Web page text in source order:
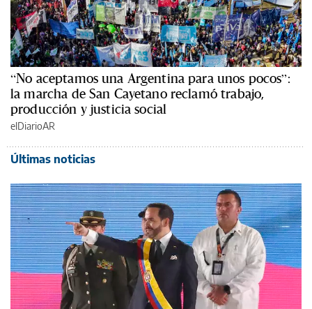
“No aceptamos una Argentina para unos pocos”:
la marcha de San Cayetano reclamó trabajo,
producción y justicia social
elDiarioAR
Últimas noticias